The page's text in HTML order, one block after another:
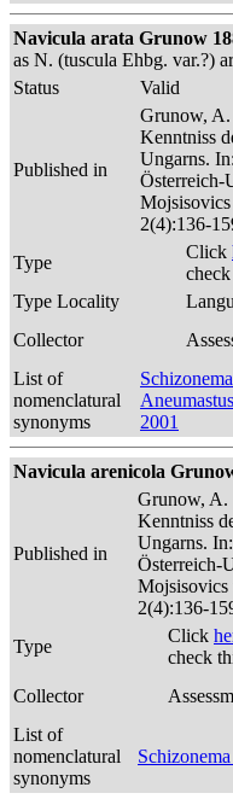
Navicula arata Grunow
as N. (tuscula Ehbg. var.?)
Status
Valid
Published in
Grunow,
Kenntniss
Ungarns.
Österreich-
2(4):136-
Type
Click
Type Locality
Collector
List of
nomenclatural
synonyms
2001
Navicula arenicola
Published in
Grunow, A.
Kenntniss
Ungarns.
Österreich-
Mojsisovics
2(4):136-
Type
Click
check
Collector
List of
nomenclatural
synonyms